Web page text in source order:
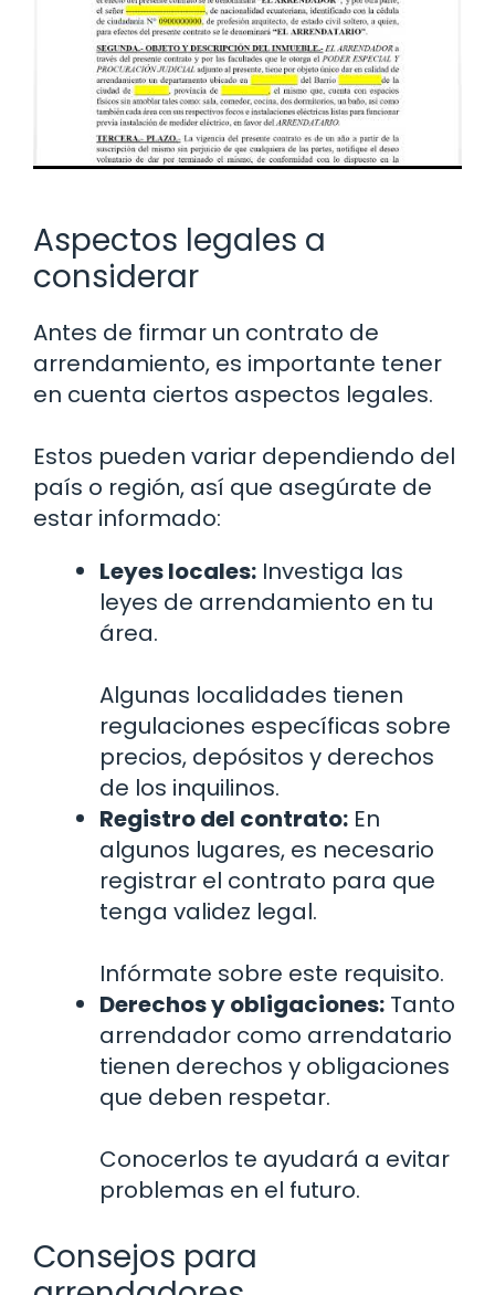
Aspectos legales a
considerar
Antes de firmar un contrato de
arrendamiento, es importante tener
en cuenta ciertos aspectos legales.
Estos pueden variar dependiendo del
país o región, así que asegúrate de
estar informado:
Leyes locales: Investiga las
leyes de arrendamiento en tu
área.
Algunas localidades tienen
regulaciones específicas sobre
precios, depósitos y derechos
de los inquilinos.
Registro del contrato: En
algunos lugares, es necesario
registrar el contrato para que
tenga validez legal.
Infórmate sobre este requisito.
Derechos y obligaciones: Tanto
arrendador como arrendatario
tienen derechos y obligaciones
que deben respetar.
Conocerlos te ayudará a evitar
problemas en el futuro.
Consejos para